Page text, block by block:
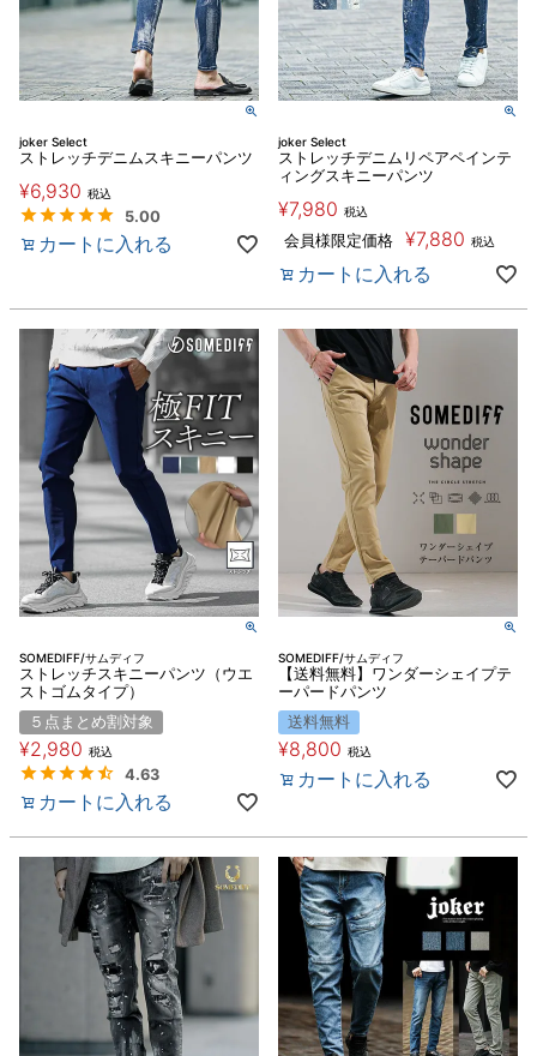
joker Select
ストレッチデニムスキニーパンツ
¥6,930 税込
5.00
カートに入れる
joker Select
ストレッチデニムリペアペインテ
ィングスキニーパンツ
¥7,980 税込
会員様限定価格 ¥7,880 税込
カートに入れる
SOMEDIFF/サムディフ
ストレッチスキニーパンツ（ウエ
ストゴムタイプ）
５点まとめ割対象
¥2,980 税込
4.63
カートに入れる
SOMEDIFF/サムディフ
【送料無料】ワンダーシェイプテ
ーパードパンツ
送料無料
¥8,800 税込
カートに入れる